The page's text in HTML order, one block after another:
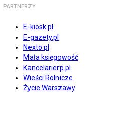
PARTNERZY
E-kiosk.pl
E-gazety.pl
Nexto.pl
Mała księgowość
Kancelarierp.pl
Wieści Rolnicze
Życie Warszawy